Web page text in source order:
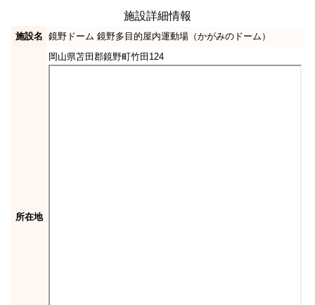
施設詳細情報
施設名 鏡野ドーム 鏡野多目的屋内運動場（かがみのドーム）
所在地
岡山県苫田郡鏡野町竹田124